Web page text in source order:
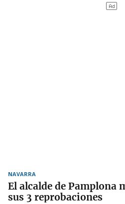
NAVARRA
El alcalde de Pamplona
sus 3 reprobaciones